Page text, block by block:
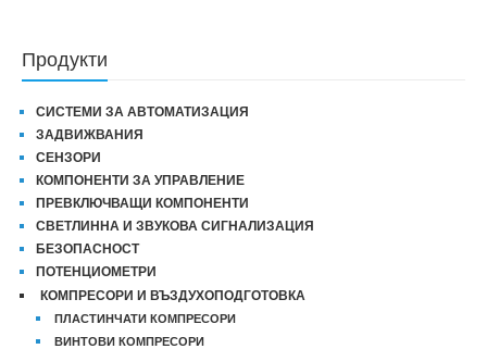
Продукти
СИСТЕМИ ЗА АВТОМАТИЗАЦИЯ
ЗАДВИЖВАНИЯ
СЕНЗОРИ
КОМПОНЕНТИ ЗА УПРАВЛЕНИЕ
ПРЕВКЛЮЧВАЩИ КОМПОНЕНТИ
СВЕТЛИННА И ЗВУКОВА СИГНАЛИЗАЦИЯ
БЕЗОПАСНОСТ
ПОТЕНЦИОМЕТРИ
КОМПРЕСОРИ И ВЪЗДУХОПОДГОТОВКА
ПЛАСТИНЧАТИ КОМПРЕСОРИ
ВИНТОВИ КОМПРЕСОРИ